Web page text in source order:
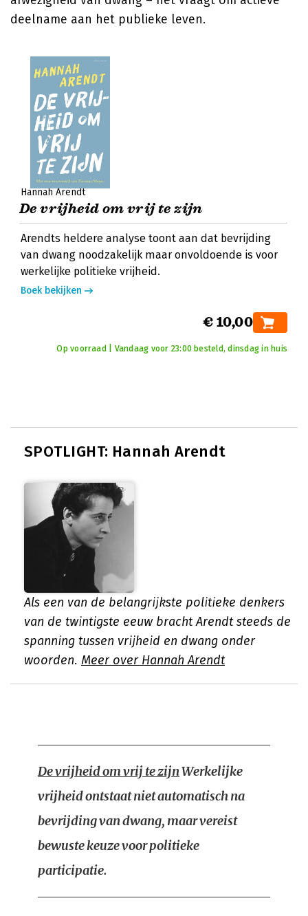
deelname aan het publieke leven.
Hannah Arendt
De vrijheid om vrij te zijn
Arendts heldere analyse toont aan dat bevrijding
van dwang noodzakelijk maar onvoldoende is voor
werkelijke politieke vrijheid.
Boek bekijken
€ 10,00
Op voorraad | Vandaag voor 23:00 besteld, dinsdag in huis
SPOTLIGHT: Hannah Arendt
Als een van de belangrijkste politieke denkers
van de twintigste eeuw bracht Arendt steeds de
spanning tussen vrijheid en dwang onder
woorden. Meer over Hannah Arendt
De vrijheid om vrij te zijnWerkelijke
vrijheid ontstaat niet automatisch na
bevrijding van dwang, maar vereist
bewuste keuze voor politieke
participatie.